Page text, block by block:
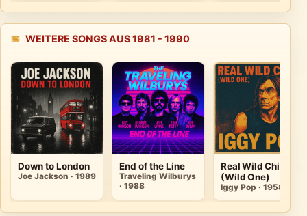
📅 WEITERE SONGS AUS 1981 - 1990
Down to London
Joe Jackson · 1989
End of the Line
Traveling Wilburys
· 1988
Real Wild Child
(Wild One)
Iggy Pop · 1958